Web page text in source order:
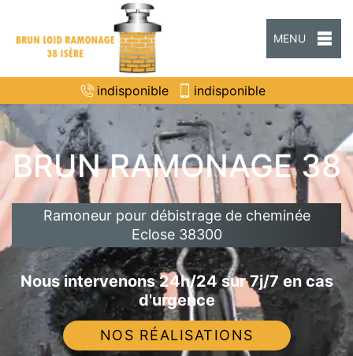
MENU
indisponible indisponible
BRUN RAMONAGE 38
Ramoneur pour débistrage de cheminée
Eclose 38300
Nous intervenons 24h/24 sur 7j/7 en cas
d'urgence
NOS RÉALISATIONS